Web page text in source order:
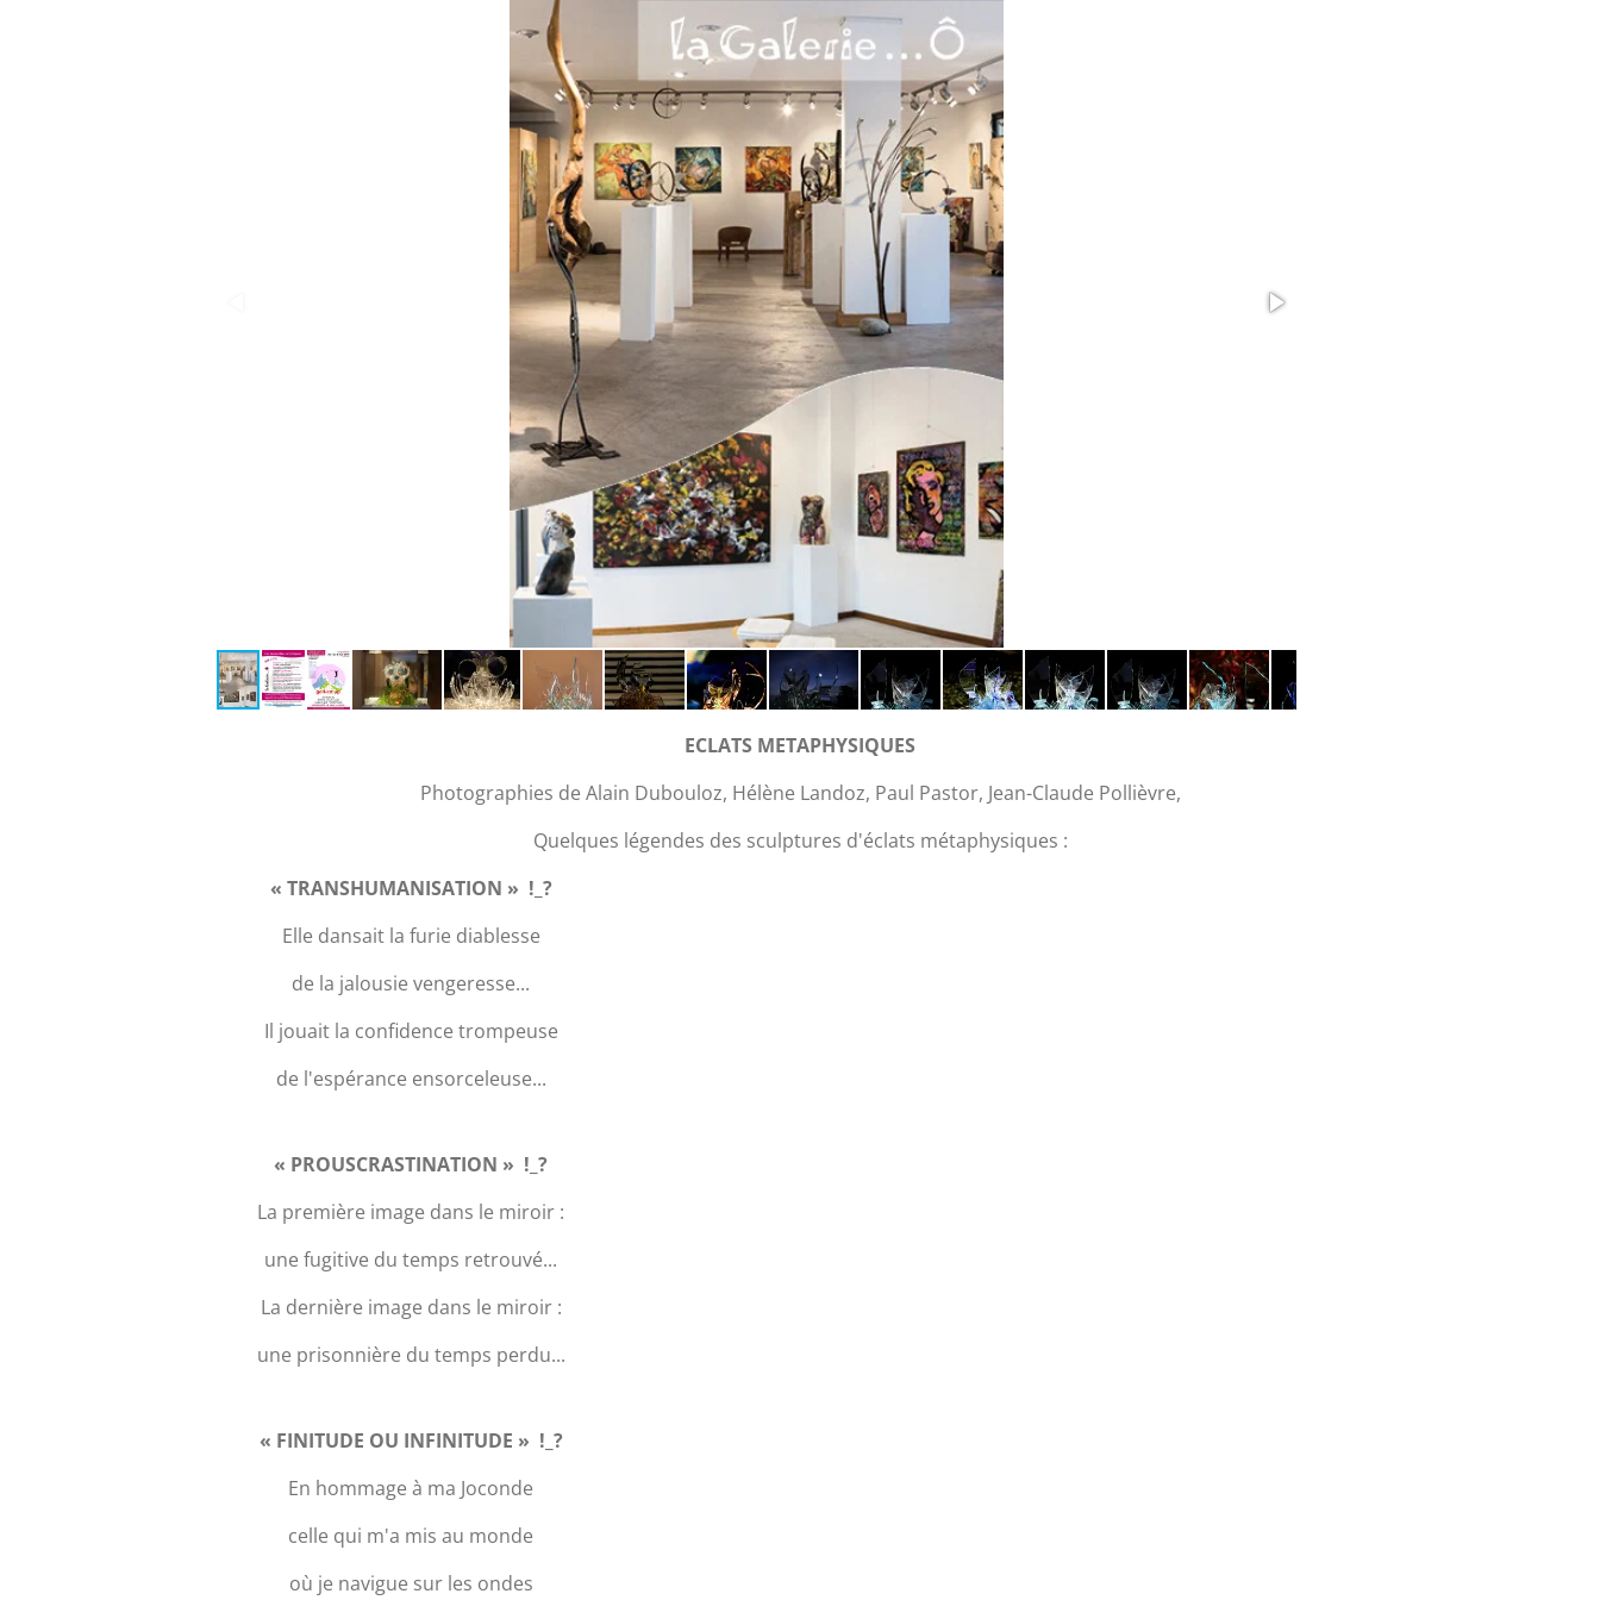
ECLATS METAPHYSIQUES
Photographies de Alain Dubouloz, Hélène Landoz, Paul Pastor, Jean-Claude Pollièvre,
Quelques légendes des sculptures d'éclats métaphysiques :
« TRANSHUMANISATION » !_?
Elle dansait la furie diablesse
de la jalousie vengeresse...
Il jouait la confidence trompeuse
de l'espérance ensorceleuse...
« PROUSCRASTINATION » !_?
La première image dans le miroir :
une fugitive du temps retrouvé...
La dernière image dans le miroir :
une prisonnière du temps perdu...
« FINITUDE OU INFINITUDE » !_?
En hommage à ma Joconde
celle qui m'a mis au monde
où je navigue sur les ondes